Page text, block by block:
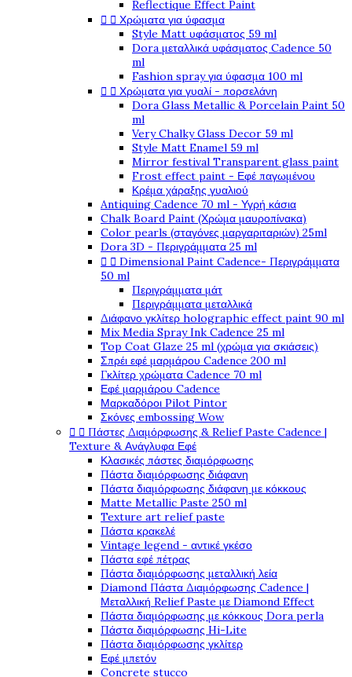
Reflectique Effect Paint
  Χρώματα για ύφασμα
Style Matt υφάσματος 59 ml
Dora μεταλλικά υφάσματος Cadence 50
ml
Fashion spray για ύφασμα 100 ml
  Χρώματα για γυαλί - πορσελάνη
Dora Glass Metallic & Porcelain Paint 50
ml
Very Chalky Glass Decor 59 ml
Style Matt Enamel 59 ml
Mirror festival Transparent glass paint
Frost effect paint - Εφέ παγωμένου
Κρέμα χάραξης γυαλιού
Antiquing Cadence 70 ml - Υγρή κάσια
Chalk Board Paint (Χρώμα μαυροπίνακα)
Color pearls (σταγόνες μαργαριταριών) 25ml
Dora 3D - Περιγράμματα 25 ml
  Dimensional Paint Cadence- Περιγράμματα
50 ml
Περιγράμματα μάτ
Περιγράμματα μεταλλικά
Διάφανο γκλίτερ holographic effect paint 90 ml
Mix Media Spray Ink Cadence 25 ml
Top Coat Glaze 25 ml (χρώμα για σκιάσεις)
Σπρέι εφέ μαρμάρου Cadence 200 ml
Γκλίτερ χρώματα Cadence 70 ml
Εφέ μαρμάρου Cadence
Μαρκαδόροι Pilot Pintor
Σκόνες embossing Wow
  Πάστες Διαμόρφωσης & Relief Paste Cadence |
Texture & Ανάγλυφα Εφέ
Κλασικές πάστες διαμόρφωσης
Πάστα διαμόρφωσης διάφανη
Πάστα διαμόρφωσης διάφανη με κόκκους
Matte Metallic Paste 250 ml
Texture art relief paste
Πάστα κρακελέ
Vintage legend - αντικέ γκέσο
Πάστα εφέ πέτρας
Πάστα διαμόρφωσης μεταλλική λεία
Diamond Πάστα Διαμόρφωσης Cadence |
Μεταλλική Relief Paste με Diamond Effect
Πάστα διαμόρφωσης με κόκκους Dora perla
Πάστα διαμόρφωσης Hi-Lite
Πάστα διαμόρφωσης γκλίτερ
Εφέ μπετόν
Concrete stucco